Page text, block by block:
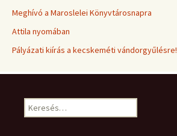
Meghívó a Maroslelei Könyvtárosnapra
Attila nyomában
Pályázati kiírás a kecskeméti vándorgyűlésre!
Keresés: